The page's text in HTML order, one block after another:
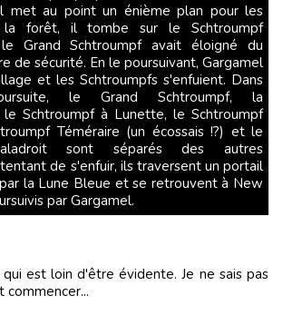
met au point un énième plan pour les
la forêt, il tombe sur le Schtroumpf
Grand Schtroumpf avait éloigné du
de sécurité. En le poursuivant, Gargamel
et les Schtroumpfs s'enfuient. Dans
le Grand Schtroumpf, la
le Schtroumpf à Lunette, le Schtroumpf
Téméraire (un écossais !?) et le
sont séparés des autres
de s'enfuir, ils traversent un portail
la Lune Bleue et se retrouvent à New
par Gargamel.